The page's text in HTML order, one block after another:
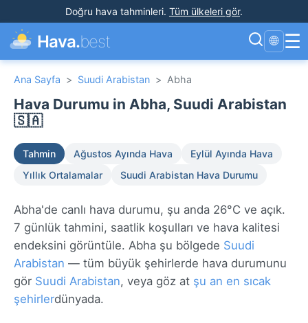
Doğru hava tahminleri. Tüm ülkeleri gör.
Hava.best 🌐 ☰
Ana Sayfa > Suudi Arabistan > Abha
Hava Durumu in Abha, Suudi Arabistan
🇸🇦
Tahmin Ağustos Ayında Hava
Eylül Ayında Hava
Yıllık Ortalamalar
Suudi Arabistan Hava Durumu
Abha'de canlı hava durumu, şu anda 26°C ve açık.
7 günlük tahmini, saatlik koşulları ve hava kalitesi
endeksini görüntüle. Abha şu bölgede Suudi
Arabistan — tüm büyük şehirlerde hava durumunu
gör Suudi Arabistan, veya göz at şu an en sıcak
şehirlerdünyada.